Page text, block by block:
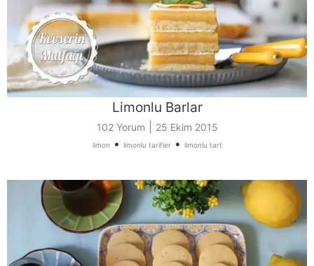
Limonlu Barlar
102 Yorum 25 Ekim 2015
limon • limonlu tarifler• limonlu tart